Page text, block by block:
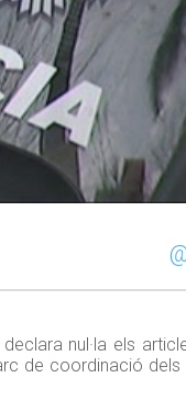
nul·la els
de coordinació